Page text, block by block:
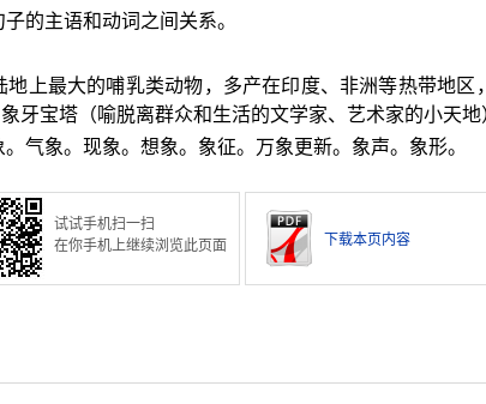
的主语和动词之间关系。
上最大的哺乳类动物，多产在印度、非洲等热带地区
牙宝塔（喻脱离群众和生活的文学家、艺术家的小天地
气象。现象。想象。象征。万象更新。象声。象形。
试试手机扫一扫
在你手机上继续浏览此页面
下载本页内容